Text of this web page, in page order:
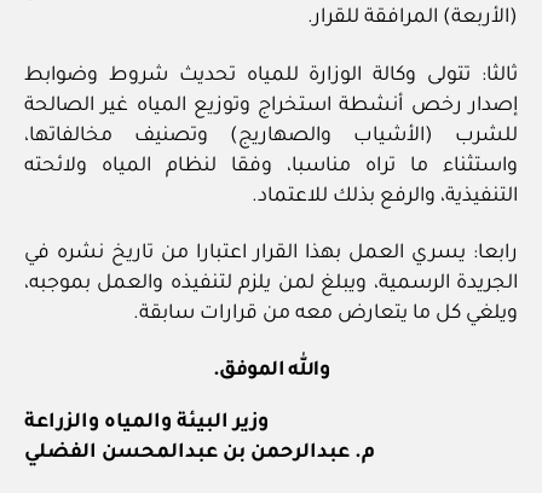
(الأربعة) المرافقة للقرار.
ثالثا: تتولى وكالة الوزارة للمياه تحديث شروط وضوابط
إصدار رخص أنشطة استخراج وتوزيع المياه غير الصالحة
للشرب (الأشياب والصهاريج) وتصنيف مخالفاتها،
واستثناء ما تراه مناسبا، وفقا لنظام المياه ولائحته
التنفيذية، والرفع بذلك للاعتماد.
رابعا: يسري العمل بهذا القرار اعتبارا من تاريخ نشره في
الجريدة الرسمية، ويبلغ لمن يلزم لتنفيذه والعمل بموجبه،
ويلغي كل ما يتعارض معه من قرارات سابقة.
والله الموفق.
وزير البيئة والمياه والزراعة
م. عبدالرحمن بن عبدالمحسن الفضلي